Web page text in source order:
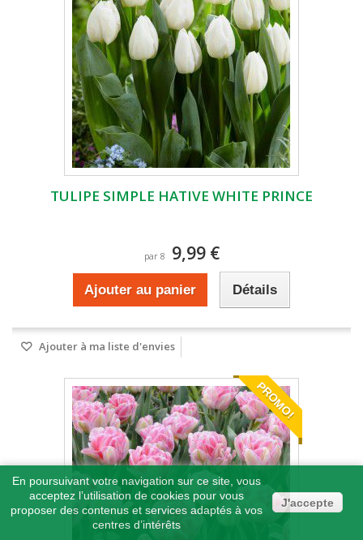
TULIPE SIMPLE HATIVE WHITE PRINCE
par 8 9,99 €
Ajouter au panier Détails
Ajouter à ma liste d'envies
PROMO!
En poursuivant votre navigation sur ce site, vous
acceptez l’utilisation de cookies pour vous
proposer des contenus et services adaptés à vos
centres d’intérêts
J'accepte